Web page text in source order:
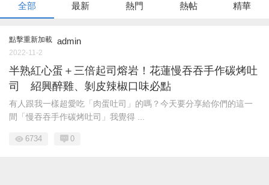
全部 最新 熱門 熱帖 精華
點擊重新加載 admin
2022-11-2
半熟紅心蛋＋三倍起司熔岩！花蓮慢吞吞手作碳烤吐
司 紹興醉雞、剝皮辣椒口味必點
有人跟我一樣超愛吃「肉蛋吐司」的嗎？今天要分享給你們的這一
間「慢吞吞手作碳烤吐司」我覺得 ...
6734 0